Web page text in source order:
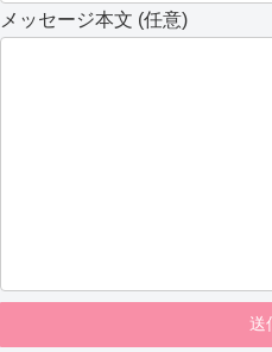
メッセージ本文 (任意)